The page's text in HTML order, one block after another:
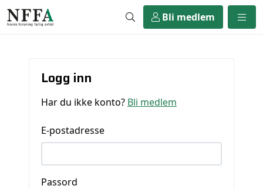
Bli medlem
Logg inn
Har du ikke konto? Bli medlem
E-postadresse
Passord